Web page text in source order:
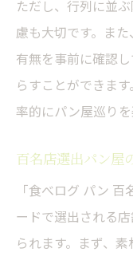
ただし、行列に並
慮も大切です。ま
有無を事前に確認
らすことができま
率的にパン屋巡り
百名店選出パン屋
「食べログ パン
ードで選出される
られます。まず、